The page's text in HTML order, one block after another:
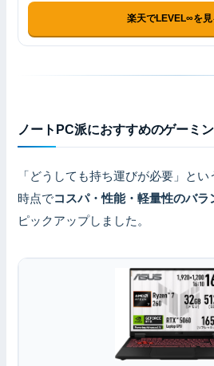
楽天でLEVEL∞を見
ノートPC派におすすめのゲーミ
「どうしても持ち運びが必要」と
時点でコスパ・性能・軽量性のバ
ピックアップしました。